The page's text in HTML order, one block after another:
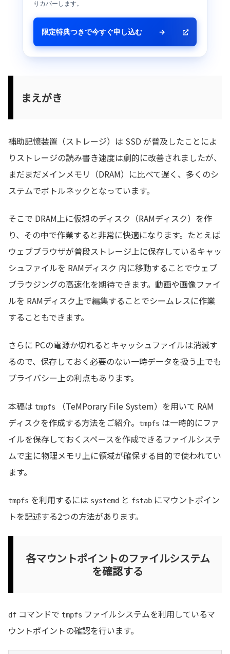
りカバーします。
限定特典つきで今すぐ申し込む →
まえがき
補助記憶装置（ストレージ）は SSD が普及したことによ
りストレージの読み書き速度は劇的に改善されましたが、
まだまだメインメモリ（DRAM）に比べて遅く、多くのシ
ステムでボトルネックとなっています。
そこで DRAM上に仮想のディスク（RAMディスク）を作
り、その中で作業すると非常に快適になります。たとえば
ウェブブラウザが普段ストレージ上に保存しているキャッ
シュファイルを RAMディスク 内に移動することでウェブ
ブラウジングの高速化を期待できます。動画や画像ファイ
ルを RAMディスク上で編集することでシームレスに作業
することもできます。
さらに PCの電源か切れるとキャッシュファイルは消滅す
るので、保存しておく必要のない一時データを扱う上でも
プライバシー上の利点もあります。
本稿は tmpfs
（TeMPorary File System）を用いて RAM
ディスクを作成する方法をご紹介。
tmpfs は一時的にファ
イルを保存しておくスペースを作成できるファイルシステ
ムで主に物理メモリ上に領域が確保する目的で使われてい
ます。
tmpfs を利用するには systemd と fstab にマウントポイン
トを記述する2つの方法があります。
各マウントポイントのファイルシステム
を確認する
df コマンドで tmpfs ファイルシステムを利用しているマ
ウントポイントの確認を行います。